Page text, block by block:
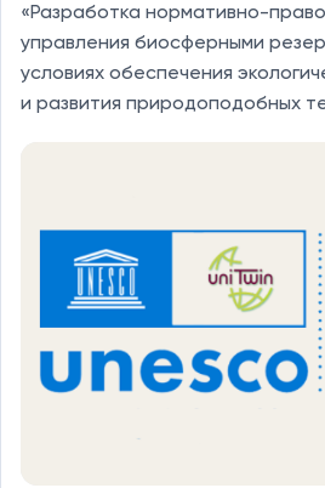
«Разработка нормативно-
управления биосферными
условиях обеспечения
и развития природоподобных